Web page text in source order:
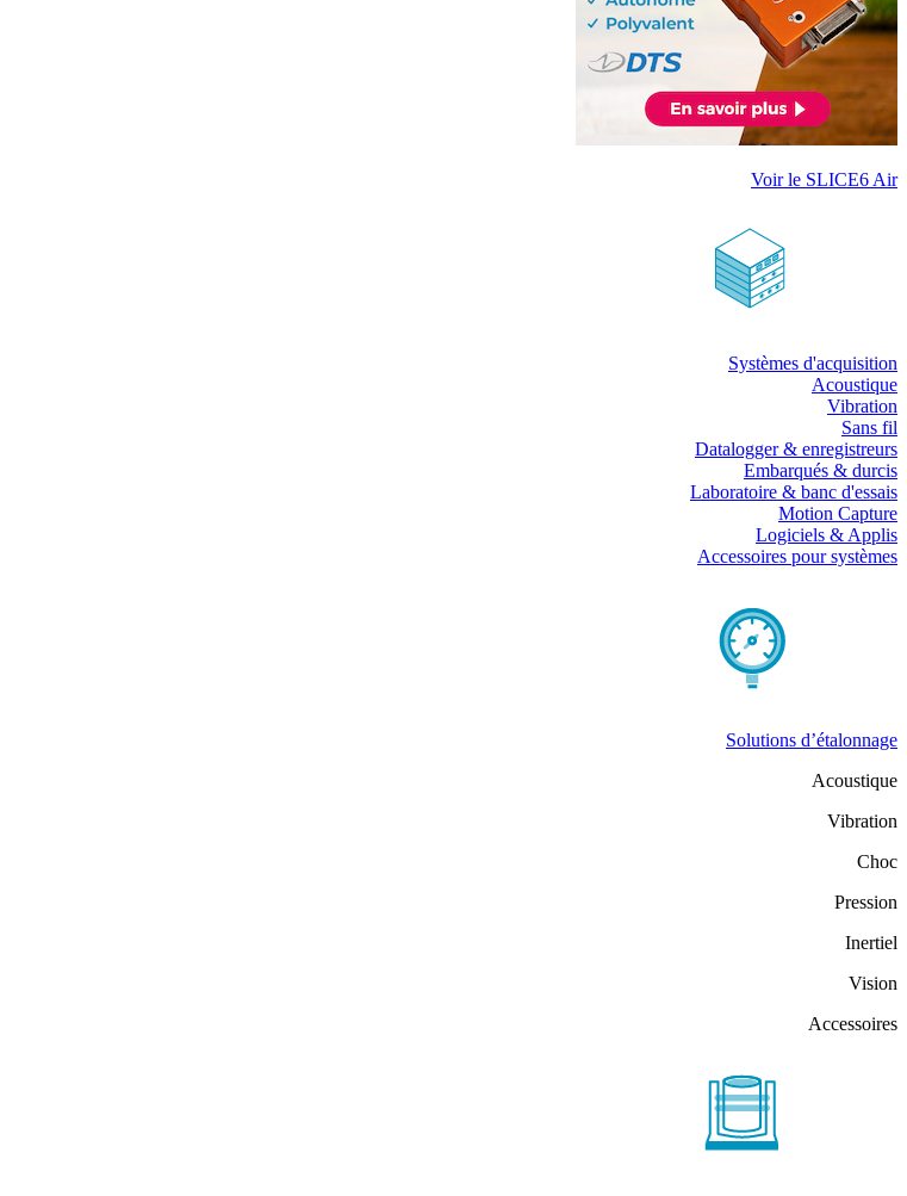
Voir le SLICE6 Air
Systèmes d'acquisition
Acoustique
Vibration
Sans fil
Datalogger & enregistreurs
Embarqués & durcis
Laboratoire & banc d'essais
Motion Capture
Logiciels & Applis
Accessoires pour systèmes
Solutions d’étalonnage
Acoustique
Vibration
Choc
Pression
Inertiel
Vision
Accessoires